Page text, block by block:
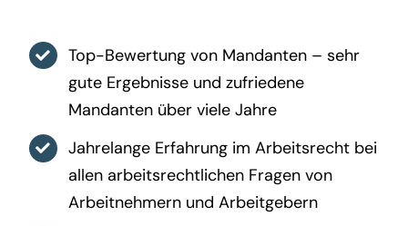
Top-Bewertung von Mandanten – sehr
gute Ergebnisse und zufriedene
Mandanten über viele Jahre
Jahrelange Erfahrung im Arbeitsrecht bei
allen arbeitsrechtlichen Fragen von
Arbeitnehmern und Arbeitgebern